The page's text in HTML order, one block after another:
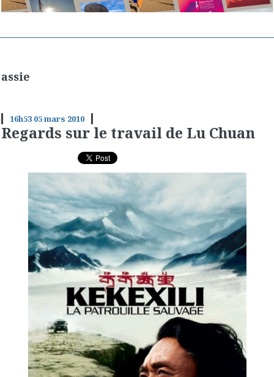
assie
16h53 05mars 2010
Regards sur le travail de Lu Chuan